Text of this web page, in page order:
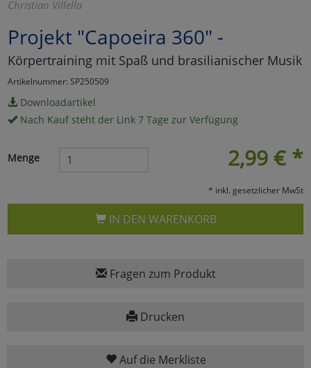
Christian Villella
Projekt "Capoeira 360" -
Körpertraining mit Spaß und brasilianischer Musik
Artikelnummer: SP250509
Downloadartikel
Nach Kauf steht der Link 7 Tage zur Verfügung
2,99 € *
Menge
* inkl. gesetzlicher MwSt
IN DEN WARENKORB
Fragen zum Produkt
Drucken
Auf die Merkliste
Umfragetools
Cookies
Alle Akzeptieren
Cookies
Einstellungen speichern
zurück